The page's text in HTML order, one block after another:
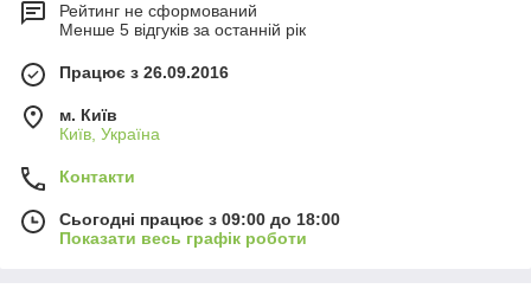
Рейтинг не сформований
Менше 5 відгуків за останній рік
Працює з 26.09.2016
м. Київ
Київ, Україна
Контакти
Сьогодні працює з 09:00 до 18:00
Показати весь графік роботи